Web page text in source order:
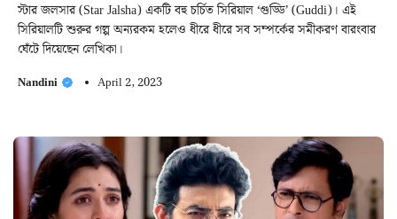
স্টার জলসার (Star Jalsha) একটি বহু চর্চিত সিরিয়াল ‘গুড্ডি’ (Guddi)। এই
সিরিয়ালটি শুরুর গল্প অন্যরকম হলেও ধীরে ধীরে সব সম্পর্কের সমীকরণ বারংবার
ঘেঁটে দিয়েছেন লেখিকা।
Nandini April 2, 2023